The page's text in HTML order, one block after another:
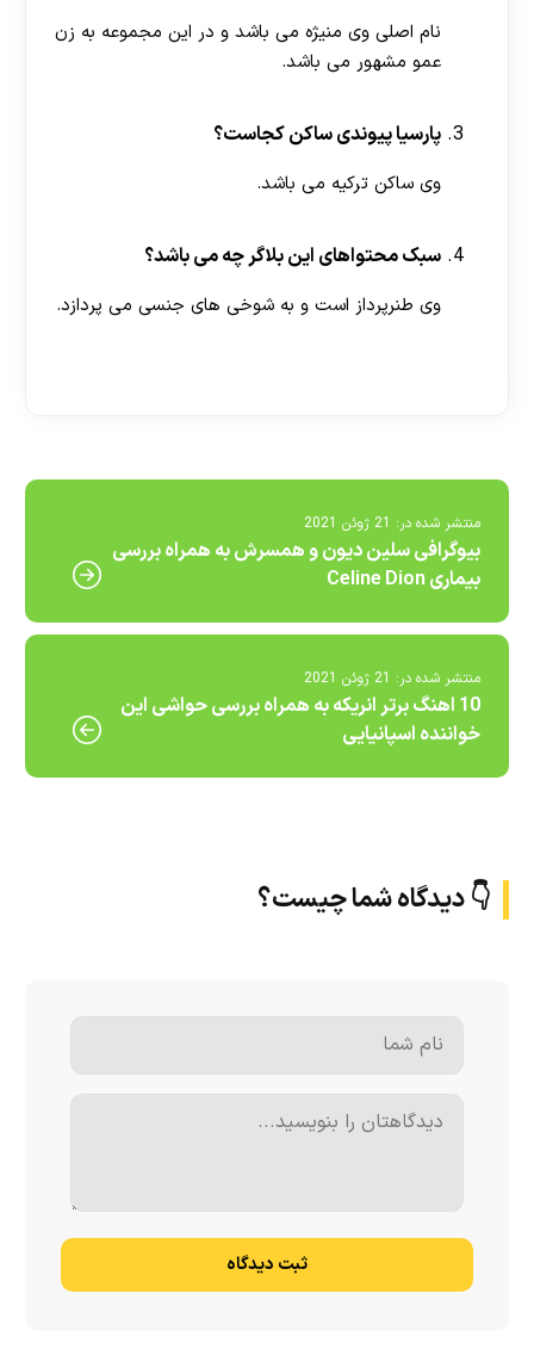
نام اصلی وی منیژه می باشد و در این مجموعه به زن
عمو مشهور می باشد.
پارسیا پیوندی ساکن کجاست؟
وی ساکن ترکیه می باشد.
سبک محتواهای این بلاگر چه می باشد؟
وی طنرپرداز است و به شوخی های جنسی می پردازد.
منتشر شده در: 21 ژوئن 2021
بیوگرافی سلین دیون و همسرش به همراه بررسی
بیماری Celine Dion
منتشر شده در: 21 ژوئن 2021
10 اهنگ برتر انریکه به همراه بررسی حواشی این
خواننده اسپانیایی
👇 دیدگاه شما چیست؟
ثبت دیدگاه